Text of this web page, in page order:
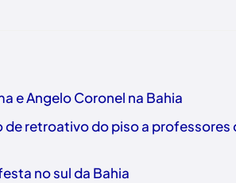
e Angelo Coronel na Bahia
retroativo do piso a professores
no sul da Bahia